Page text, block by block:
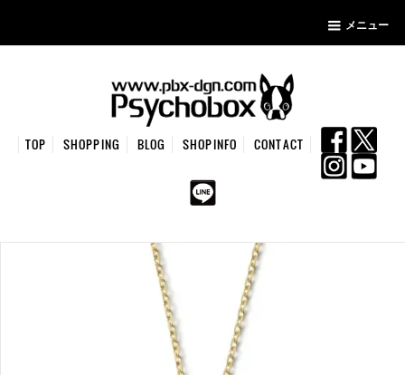
メニュー
TOP SHOPPING BLOG SHOPINFO CONTACT